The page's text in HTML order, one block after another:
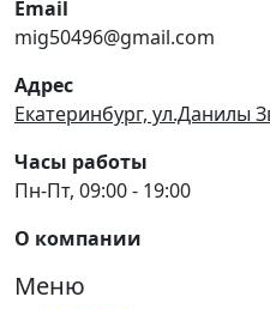
Email
mig50496@gmail.com
Адрес
Екатеринбург, ул.Данилы
Часы работы
Пн-Пт, 09:00 - 19:00
О компании
Меню